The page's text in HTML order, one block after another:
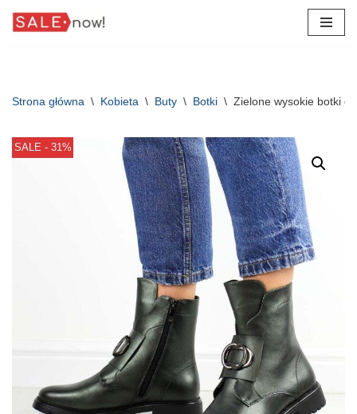
Strona główna \ Kobieta \ Buty \ Botki \ Zielone wysokie botki
SALE - 31%